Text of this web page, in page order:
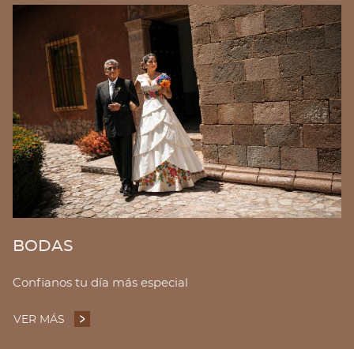
BODAS
Confianos tu día más especial
VER MÁS BODAS